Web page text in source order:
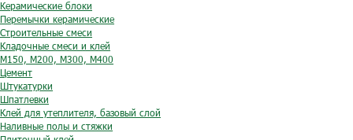
Керамические блоки
Перемычки керамические
Строительные смеси
Кладочные смеси и клей
М150, М200, М300, М400
Цемент
Штукатурки
Шпатлевки
Клей для утеплителя, базовый слой
Наливные полы и стяжки